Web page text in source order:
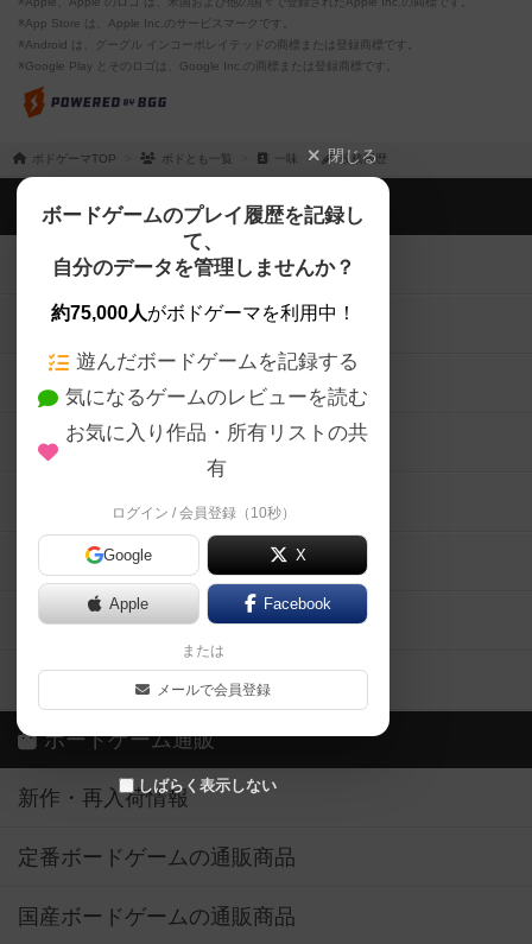
※App Store は、Apple Inc.のサービスマークです。
※Android は、グーグル インコーポレイテッドの商標または登録商標です。
※Google Play とそのロゴは、Google Inc.の商標または登録商標です。
ボドゲーマTOP ボドとも一覧 一味 投稿履歴
閉じる
ボードゲームのプレイ履歴を記録し
て、
自分のデータを管理しませんか？
約75,000人がボドゲーマを利用中！
遊んだボードゲームを記録する
気になるゲームのレビューを読む
お気に入り作品・所有リストの共
有
ログイン / 会員登録（10秒）
Google X
Apple Facebook
または
メールで会員登録
しばらく表示しない
ボドゲーマTOP
ボードゲームを検索する
ボードゲームの新着レビュー
ボードゲーム会情報
メカニクス特集
掲示板・トピックス
ボドとも・会員一覧
ボードゲーム業界コラム
ボドゲーマご利用案内
ボードゲーム通販
新作・再入荷情報
定番ボードゲームの通販商品
国産ボードゲームの通販商品